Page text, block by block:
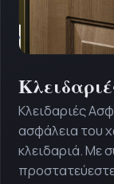
Αυτόματο
Το αυτόματο
λύση
και απόλυτο